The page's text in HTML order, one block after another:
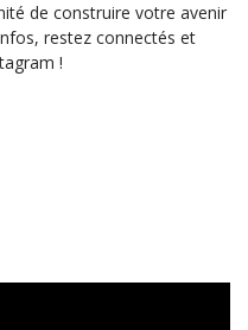
de construire votre avenir
restez connectés et
!